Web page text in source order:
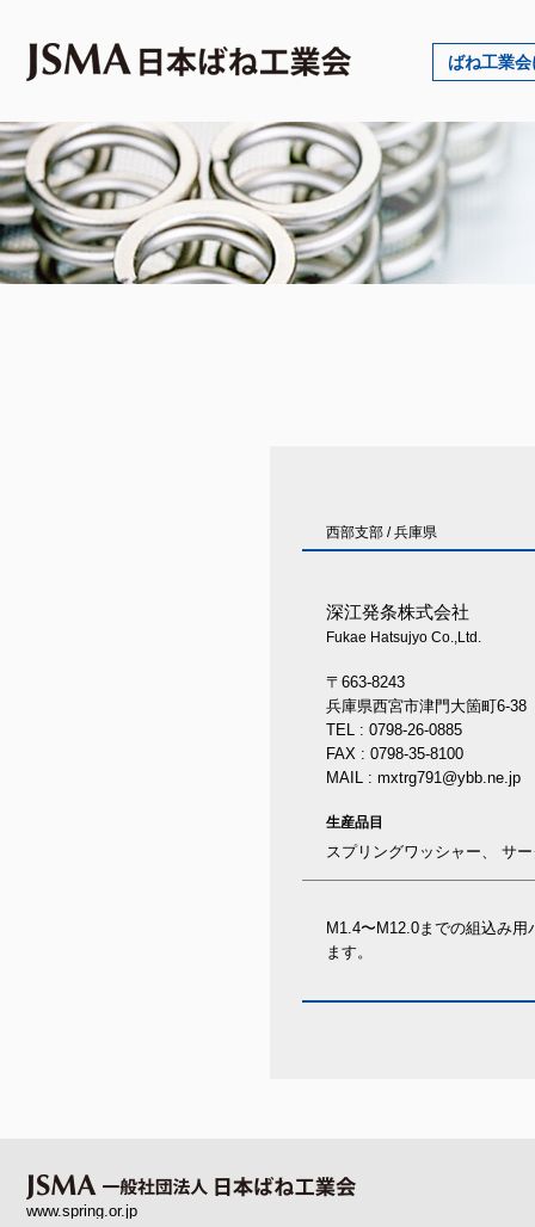
ばね工業
西部支部 /兵庫県
深江発条株式会社
Fukae Hatsujyo Co.,Ltd.
〒663-8243
兵庫県西宮市津門大箇町6-38
TEL : 0798-26-0885
FAX : 0798-35-8100
MAIL : mxtrg791@ybb.ne.jp
生産品目
スプリングワッシャー、 サ
M1.4〜M12.0までの組込み
ます。
www.spring.or.jp